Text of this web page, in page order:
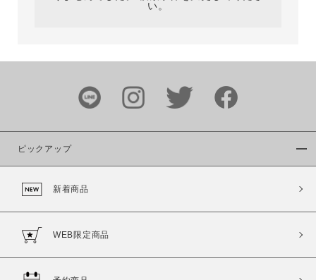
カラー
い。
ピックアップ
新着商品
WEB限定商品